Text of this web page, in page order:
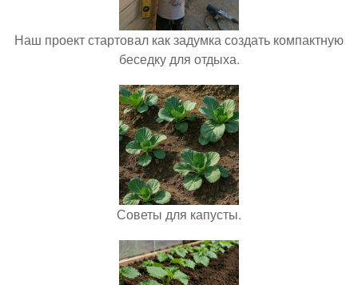
Наш проект стартовал как задумка создать компактную
беседку для отдыха.
Советы для капусты.